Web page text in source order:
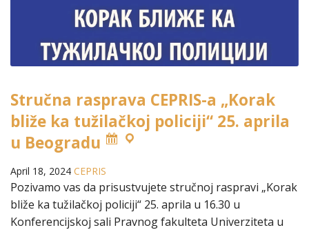
Stručna rasprava CEPRIS-a „Korak
bliže ka tužilačkoj policiji“ 25. aprila
u Beogradu
April 18, 2024 CEPRIS
Pozivamo vas da prisustvujete stručnoj raspravi „Korak
bliže ka tužilačkoj policiji“ 25. aprila u 16.30 u
Konferencijskoj sali Pravnog fakulteta Univerziteta u